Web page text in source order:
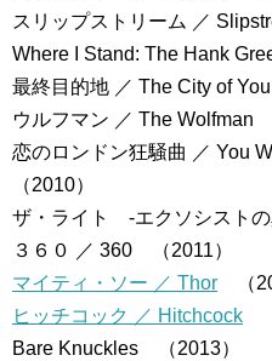
スリップストリーム ／
Where I Stand: The Hank
最終目的地 ／ The City of
ウルフマン ／ The Wolfman
恋のロンドン狂騒曲 ／ You
（2010）
ザ・ライト -エクソシスト
３６０ ／ 360 （2011）
マイティ・ソー ／ Thor （
ヒッチコック ／ Hitchcock
Bare Knuckles （2013）